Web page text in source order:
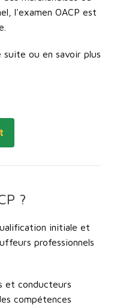
, l'examen OACP est
ou en savoir plus
?
initiale et
professionnels
et conducteurs
compétences